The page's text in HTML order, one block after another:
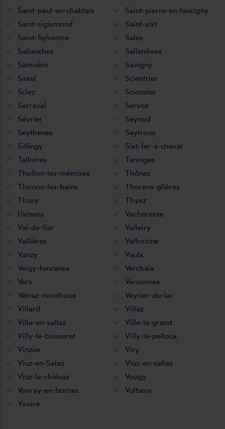
Saint-paul-en-chablais
Saint-pierre-en-faucigny
Saint-sigismond
Saint-sixt
Saint-Sylvestre
Sales
Sallanches
Sallenôves
Samoëns
Savigny
Saxel
Scientrier
Sciez
Scionzier
Serraval
Servoz
Sévrier
Seynod
Seythenex
Seytroux
Sillingy
Sixt-fer-à-cheval
Talloires
Taninges
Thollon-les-mémises
Thônes
Thonon-les-bains
Thorens-glières
Thusy
Thyez
Usinens
Vacheresse
Val-de-fier
Valleiry
Vallières
Vallorcine
Vanzy
Vaulx
Veigy-foncenex
Verchaix
Vers
Versonnex
Vétraz-monthoux
Veyrier-du-lac
Villard
Villaz
Ville-en-sallaz
Ville-la-grand
Villy-le-bouveret
Villy-le-pelloux
Vinzier
Viry
Viuz-en-Salaz
Viuz-en-sallaz
Viuz-la-chiésaz
Vougy
Vovray-en-bornes
Vulbens
Yvoire